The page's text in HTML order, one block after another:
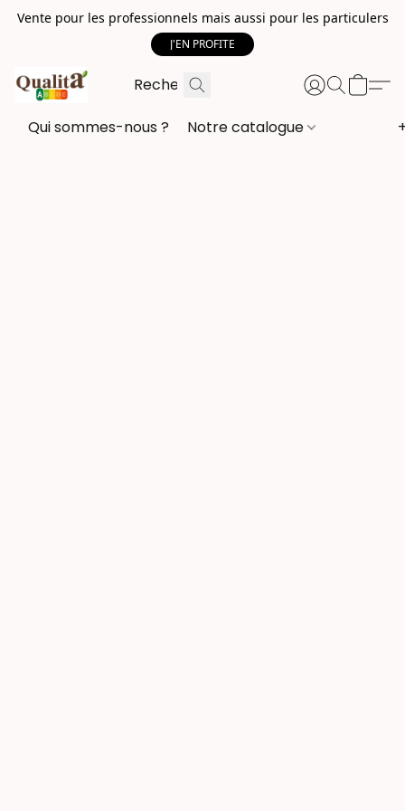
Vente pour les professionnels mais aussi pour les particulers
J'EN PROFITE
Qui sommes-nous ? Notre catalogue